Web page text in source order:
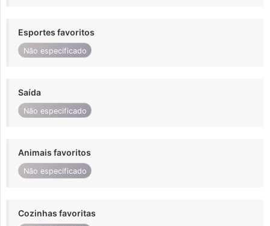
Esportes favoritos
Não especificado
Saída
Não especificado
Animais favoritos
Não especificado
Cozinhas favoritas